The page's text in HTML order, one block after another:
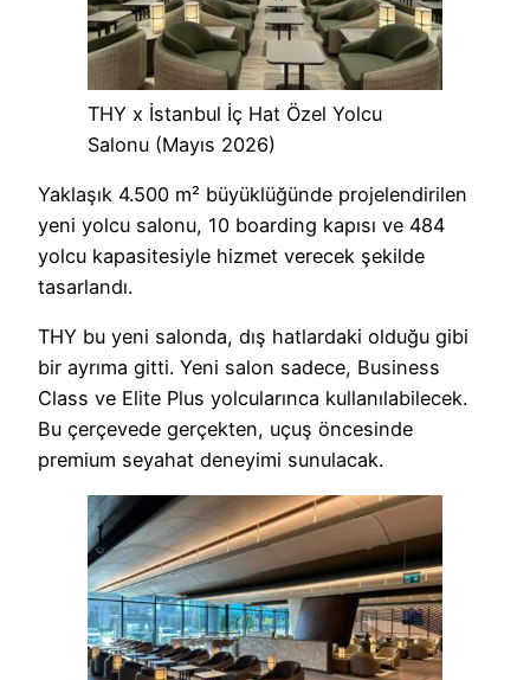
THY x İstanbul İç Hat Özel Yolcu
Salonu (Mayıs 2026)
Yaklaşık 4.500 m² büyüklüğünde projelendirilen
yeni yolcu salonu, 10 boarding kapısı ve 484
yolcu kapasitesiyle hizmet verecek şekilde
tasarlandı.
THY bu yeni salonda, dış hatlardaki olduğu gibi
bir ayrıma gitti. Yeni salon sadece, Business
Class ve Elite Plus yolcularınca kullanılabilecek.
Bu çerçevede gerçekten, uçuş öncesinde
premium seyahat deneyimi sunulacak.